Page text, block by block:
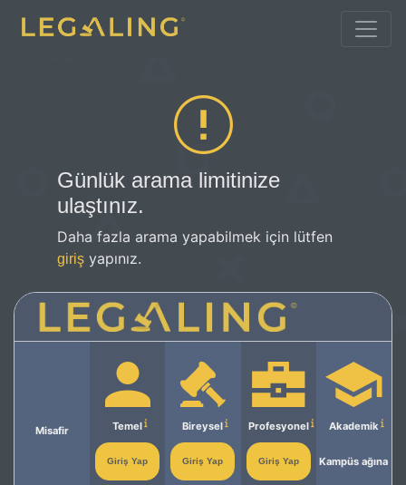
Günlük arama limitinize
ulaştınız.
Daha fazla arama yapabilmek için lütfen
giriş yapınız.
Misafir Temel
Giriş Yap
Bireysel
Giriş Yap
Profesyonel
Giriş Yap
Akademik
Kampüs ağına